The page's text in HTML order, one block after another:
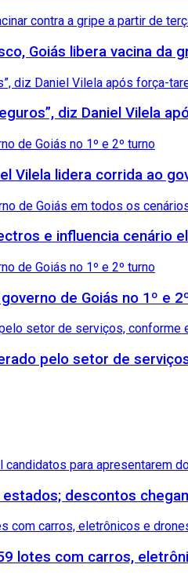
Goiás libera vacina da
diz Daniel Vilela
Vilela lidera corrida ao
e influencia cenário
de Goiás no 1º e
pelo setor de
descontos
lotes com carros,